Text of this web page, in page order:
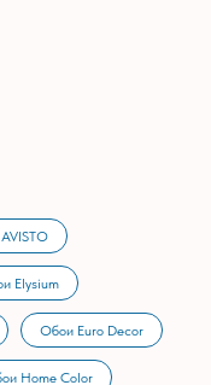
Elysium
Обои Euro Decor
Home Color